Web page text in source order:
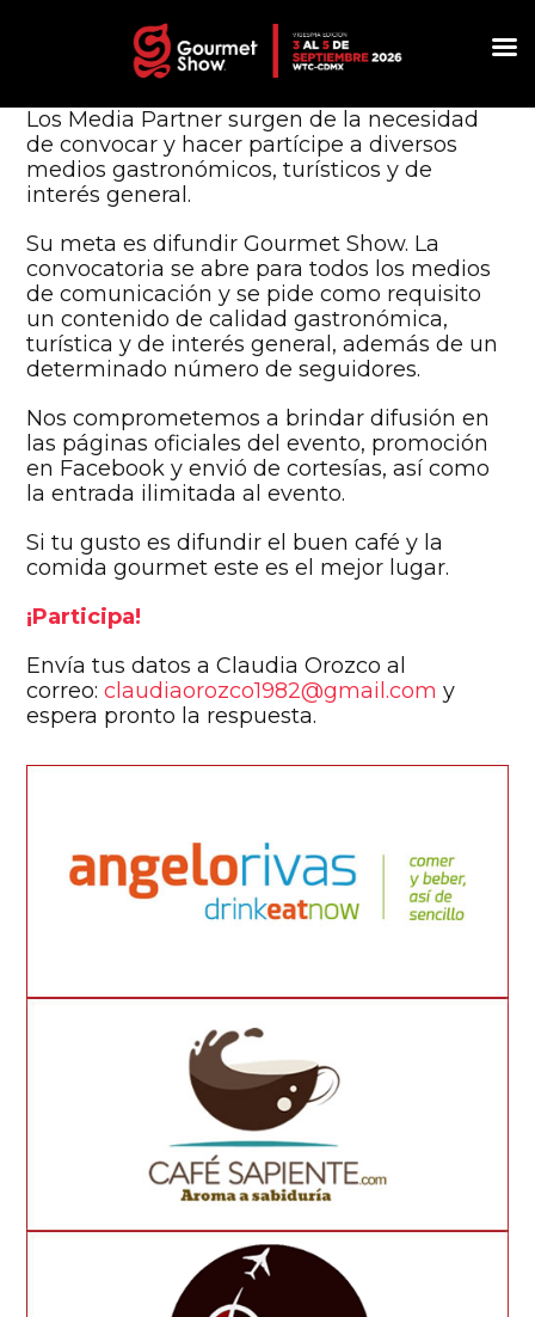
Los Media Partner surgen de la necesidad
de convocar y hacer partícipe a diversos
medios gastronómicos, turísticos y de
interés general.
Su meta es difundir Gourmet Show. La
convocatoria se abre para todos los medios
de comunicación y se pide como requisito
un contenido de calidad gastronómica,
turística y de interés general, además de un
determinado número de seguidores.
Nos comprometemos a brindar difusión en
las páginas oficiales del evento, promoción
en Facebook y envió de cortesías, así como
la entrada ilimitada al evento.
Si tu gusto es difundir el buen café y la
comida gourmet este es el mejor lugar.
¡Participa!
Envía tus datos a Claudia Orozco al
correo:claudiaorozco1982@gmail.com y
espera pronto la respuesta.